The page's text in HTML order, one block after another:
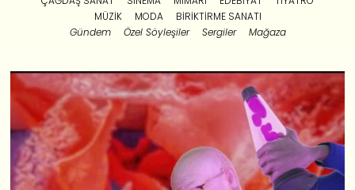
MÜZIK
MODA
BIRIKTIRME SANATI
Gündem
Özel Söyleşiler Sergiler Mağaza